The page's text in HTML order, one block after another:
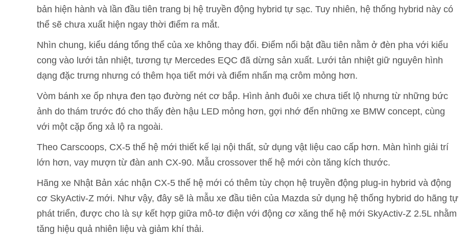
bản hiện hành và lần đầu tiên trang bị hệ truyền động hybrid tự sạc. Tuy nhiên, hệ thống hybrid này có
thể sẽ chưa xuất hiện ngay thời điểm ra mắt.
Nhìn chung, kiểu dáng tổng thể của xe không thay đổi. Điểm nổi bật đầu tiên nằm ở đèn pha với kiểu
cong vào lưới tản nhiệt, tương tự Mercedes EQC đã dừng sản xuất. Lưới tản nhiệt giữ nguyên hình
dạng đặc trưng nhưng có thêm họa tiết mới và điểm nhấn mạ crôm mỏng hơn.
Vòm bánh xe ốp nhựa đen tạo đường nét cơ bắp. Hình ảnh đuôi xe chưa tiết lộ nhưng từ những bức
ảnh do thám trước đó cho thấy đèn hậu LED mỏng hơn, gợi nhớ đến những xe BMW concept, cùng
với một cặp ống xả lộ ra ngoài.
Theo Carscoops, CX-5 thế hệ mới thiết kế lại nội thất, sử dụng vật liệu cao cấp hơn. Màn hình giải trí
lớn hơn, vay mượn từ đàn anh CX-90. Mẫu crossover thế hệ mới còn tăng kích thước.
Hãng xe Nhật Bản xác nhận CX-5 thế hệ mới có thêm tùy chọn hệ truyền động plug-in hybrid và động
cơ SkyActiv-Z mới. Như vậy, đây sẽ là mẫu xe đầu tiên của Mazda sử dụng hệ thống hybrid do hãng tự
phát triển, được cho là sự kết hợp giữa mô-tơ điện với động cơ xăng thế hệ mới SkyActiv-Z 2.5L nhằm
tăng hiệu quả nhiên liệu và giảm khí thải.